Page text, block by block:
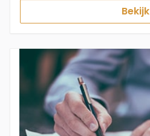
Bekijk